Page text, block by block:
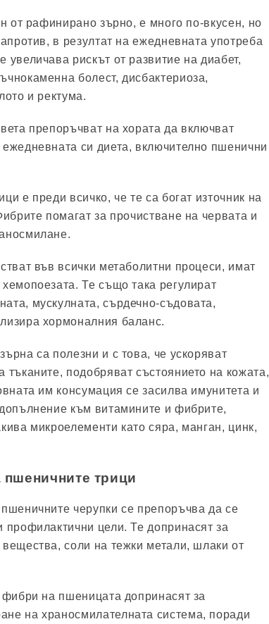
от рафинирано зърно, е много по-вкусен, но
в резултат на ежедневната употреба
увеличава рискът от развитие на диабет,
болест, дисбактериоза,
и ректума.
препоръчват на хората да включват
си диета, включително пшенични
е преди всичко, че те са богат източник на
помагат за прочистване на червата и
във всички метаболитни процеси, имат
Те също така регулират
мускулната, сърдечно-съдовата,
хормоналния баланс.
са полезни и с това, че ускоряват
тъканите, подобряват състоянието на кожата,
им консумация се засилва имунитета и
към витамините и фибрите,
микроелементи като сяра, манган, цинк,
трици
черупки се препоръчва да се
профилактични цели. Те допринасят за
соли на тежки метали, шлаки от
фибри на пшеницата допринасят за
на храносмилателната система, поради